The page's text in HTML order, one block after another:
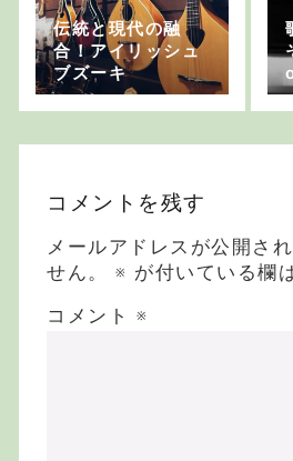
伝統と現代の融
合！アイリッシュ
ブズーキ
コメントを残す
メールアドレスが公開さ
せん。
※ が付いている欄
コメント ※